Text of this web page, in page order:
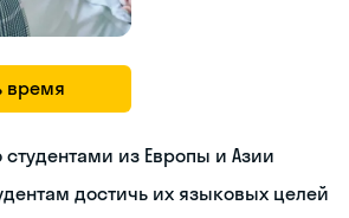
время
студентами из Европы и Азии
достичь их языковых целей